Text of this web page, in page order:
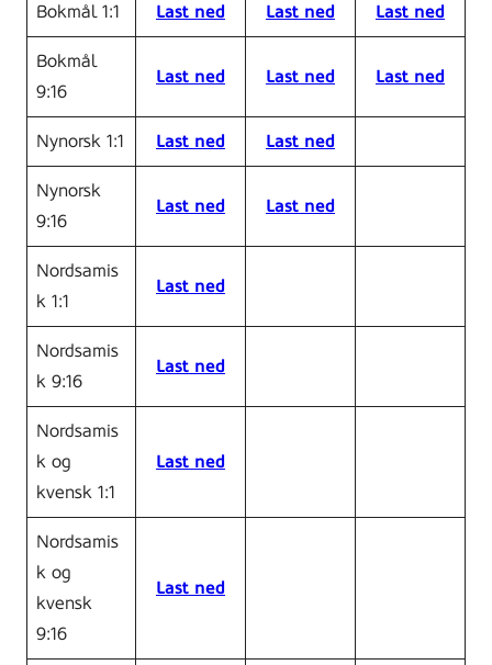
Bokmål 1:1 Last ned Last ned Last ned
Bokmål
9:16
Last ned Last ned Last ned
Nynorsk 1:1 Last ned Last ned
Nynorsk
9:16
Last ned Last ned
Nordsamis
k 1:1
Last ned
Nordsamis
k 9:16
Last ned
Nordsamis
k og
kvensk 1:1
Last ned
Nordsamis
k og
kvensk
9:16
Last ned